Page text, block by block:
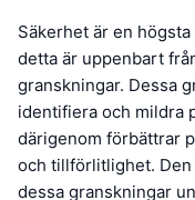
Säkerhet är en
detta är uppenbart
granskningar. Dessa
identifiera och mildra
därigenom förbättrar
och tillförlitlighet.
dessa granskningar